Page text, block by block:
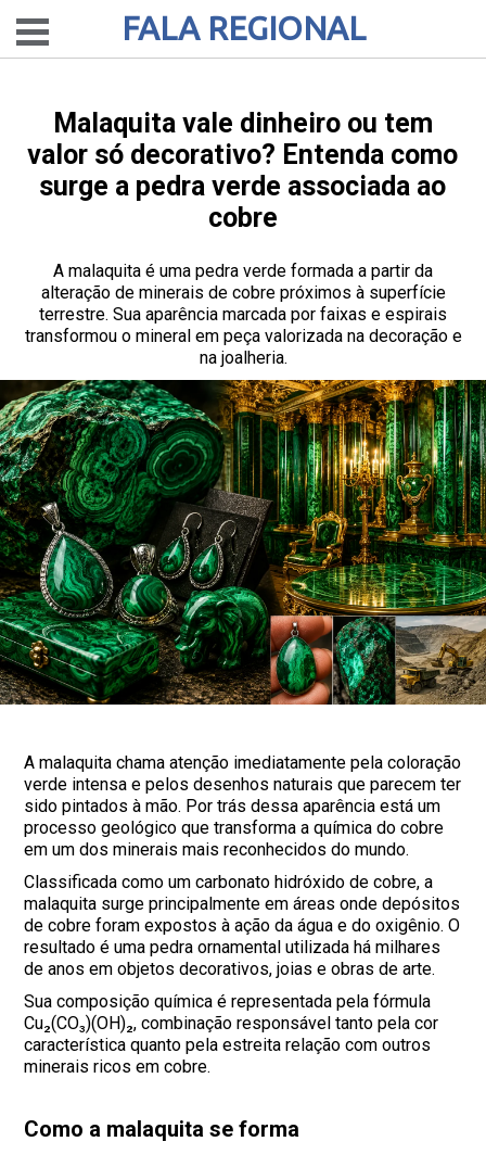
FALA REGIONAL
Malaquita vale dinheiro ou tem
valor só decorativo? Entenda como
surge a pedra verde associada ao
cobre
A malaquita é uma pedra verde formada a partir da
alteração de minerais de cobre próximos à superfície
terrestre. Sua aparência marcada por faixas e espirais
transformou o mineral em peça valorizada na decoração e
na joalheria.
A malaquita chama atenção imediatamente pela coloração
verde intensa e pelos desenhos naturais que parecem ter
sido pintados à mão. Por trás dessa aparência está um
processo geológico que transforma a química do cobre
em um dos minerais mais reconhecidos do mundo.
Classificada como um carbonato hidróxido de cobre, a
malaquita surge principalmente em áreas onde depósitos
de cobre foram expostos à ação da água e do oxigênio. O
resultado é uma pedra ornamental utilizada há milhares
de anos em objetos decorativos, joias e obras de arte.
Sua composição química é representada pela fórmula
Cu₂(CO₃)(OH)₂, combinação responsável tanto pela cor
característica quanto pela estreita relação com outros
minerais ricos em cobre.
Como a malaquita se forma